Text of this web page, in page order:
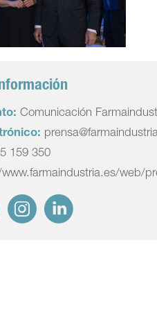
Comunicación
159 350
web/